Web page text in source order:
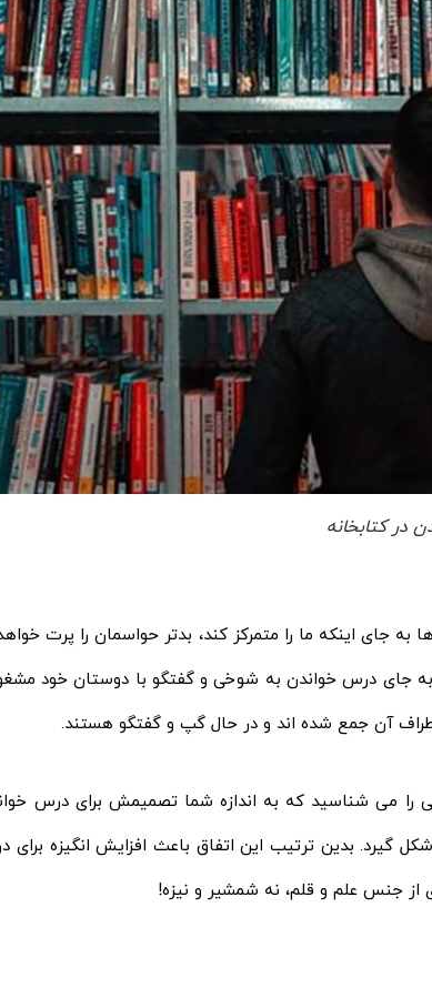
در کتابخانه
اینکه ما را متمرکز کند، بدتر حواسمان را پرت
به جای درس خواندن به شوخی و گفتگو با دوستان خود
آن جمع شده‌ اند و در حال گپ و گفتگو هستند.
می‌ شناسید که به اندازه شما تصمیمش برای درس
گیرد. بدین ترتیب این اتفاق باعث افزایش انگیزه
از جنس علم و قلم، نه شمشیر و نیزه!